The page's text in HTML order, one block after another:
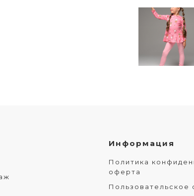
Информация
Политика
оферта
Пользовательское